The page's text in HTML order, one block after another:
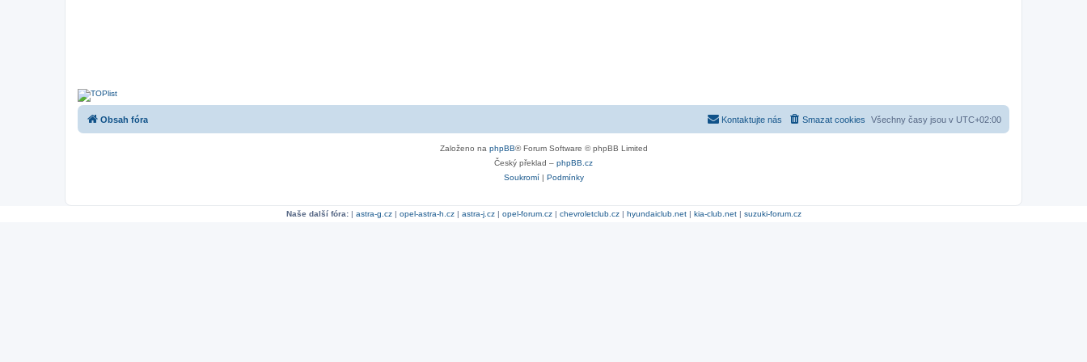
Obsah fóra Všechny časy jsou v UTC+02:00
Smazat cookies
Kontaktujte nás
Založeno na phpBB® Forum Software © phpBB Limited
Český překlad – phpBB.cz
Soukromí| Podmínky
Naše další fóra:| astra-g.cz| opel-astra-h.cz| astra-j.cz| opel-forum.cz| chevroletclub.cz| hyundaiclub.net| kia-club.net| suzuki-forum.cz